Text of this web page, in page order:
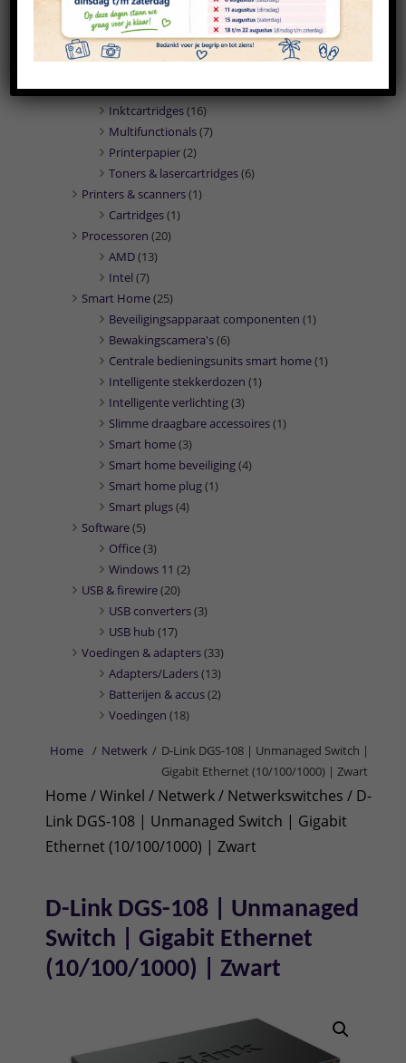
PC/workstation barebones(2)
PC's/workstations
(27)
Presentatie middelen(1)
Printers(31)
Inktcartridges(16)
Multifunctionals(7)
Printerpapier(2)
Toners & lasercartridges(6)
Printers & scanners(1)
Cartridges(1)
Processoren (20)
AMD(13)
Intel (7)
Smart Home(25)
Beveiligingsapparaat componenten (1)
Bewakingscamera's(6)
Centrale bedieningsunits smart home(1)
Intelligente stekkerdozen (1)
Intelligente verlichting(3)
Slimme draagbare accessoires(1)
Smart home(3)
Smart home beveiliging(4)
Smart home plug(1)
Smart plugs(4)
Software(5)
Office(3)
Windows 11 (2)
USB & firewire(20)
USB converters(3)
USB hub (17)
Voedingen & adapters(33)
Adapters/Laders(13)
Batterijen & accus(2)
Voedingen (18)
Home / Netwerk / D-Link DGS-108 | Unmanaged Switch |
Gigabit Ethernet (10/100/1000) | Zwart
Home /Winkel / Netwerk/ Netwerkswitches / D-
Link DGS-108 | Unmanaged Switch | Gigabit
Ethernet (10/100/1000) | Zwart
D-Link DGS-108 | Unmanaged
Switch | Gigabit Ethernet
(10/100/1000) | Zwart